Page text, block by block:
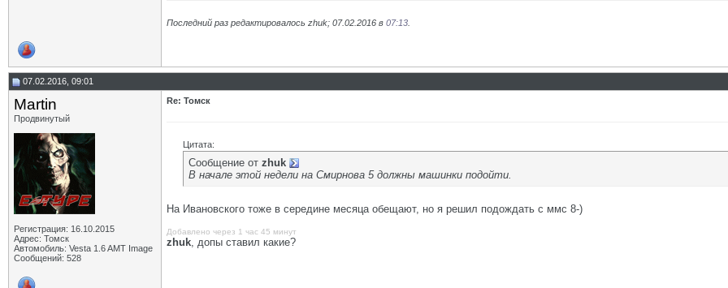
Последний раз редактировалось zhuk; 07.02.2016 в 07:13
07.02.2016, 09:01
Martin
Продвинутый
Регистрация: 16.10.2015
Адрес: Томск
Автомобиль: Vesta 1.6 AMT Image
Сообщений: 528
Re: Томск
Цитата:
Сообщение от zhuk
В начале этой недели на Смирнова 5 должны машинки подойти.
На Ивановского тоже в середине месяца обещают, но я решил подождать с ммс 8-)
Добавлено через 1 час 45 минут
zhuk, допы ставил какие?